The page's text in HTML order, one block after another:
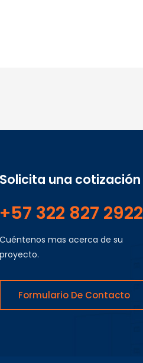
Solicita una cotización
+57 322 827 2922
Cuéntenos mas acerca de su
proyecto.
Formulario De Contacto